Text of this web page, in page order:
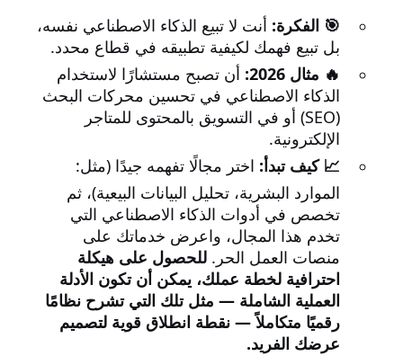
🎯 الفكرة: أنت لا تبيع الذكاء الاصطناعي نفسه،
بل تبيع فهمك لكيفية تطبيقه في قطاع محدد.
🔥 مثال 2026:
أن تصبح مستشارًا لاستخدام
الذكاء الاصطناعي في تحسين محركات البحث
(SEO) أو في التسويق بالمحتوى للمتاجر
الإلكترونية.
📈 كيف تبدأ: اختر مجالًا تفهمه جيدًا (مثل:
الموارد البشرية، تحليل البيانات البيعية)، ثم
تخصص في أدوات الذكاء الاصطناعي التي
تخدم هذا المجال، واعرض خدماتك على
منصات العمل الحر. للحصول على هيكلة
احترافية لخطة عملك، يمكن أن تكون الأدلة
العملية الشاملة — مثل تلك التي تشرح نظامًا
رقميًا متكاملاً — نقطة انطلاق قوية لتصميم
عرضك الفريد.